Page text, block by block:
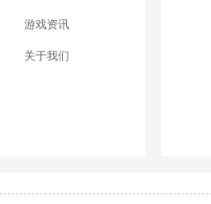
游戏资讯
关于我们